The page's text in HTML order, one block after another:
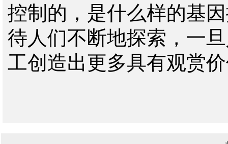
控制的，是什么样的基
待人们不断地探索，一
工创造出更多具有观赏